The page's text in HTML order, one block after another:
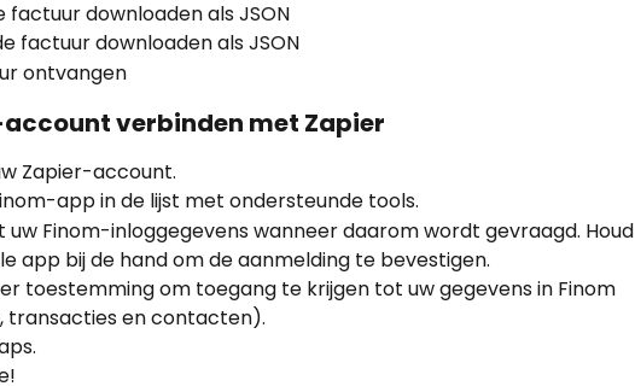
factuur downloaden als JSON
factuur downloaden als JSON
ontvangen
account verbinden met Zapier
Zapier-account.
app in de lijst met ondersteunde tools.
uw Finom-inloggegevens wanneer daarom wordt gevraagd. Houd
app bij de hand om de aanmelding te bevestigen.
toestemming om toegang te krijgen tot uw gegevens in Finom
transacties en contacten).